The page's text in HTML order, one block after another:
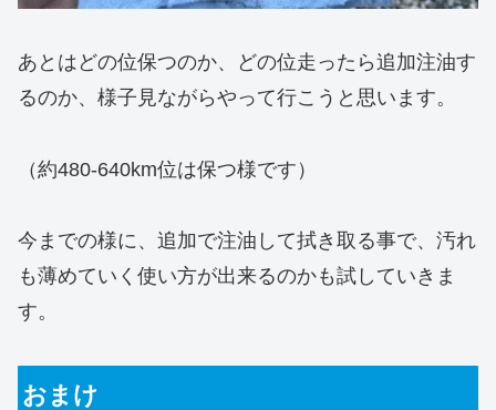
あとはどの位保つのか、どの位走ったら追加注油す
るのか、様子見ながらやって行こうと思います。
（約480-640km位は保つ様です）
今までの様に、追加で注油して拭き取る事で、汚れ
も薄めていく使い方が出来るのかも試していきま
す。
おまけ